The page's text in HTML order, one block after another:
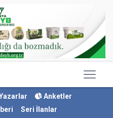
Anketler
Seri İlanlar